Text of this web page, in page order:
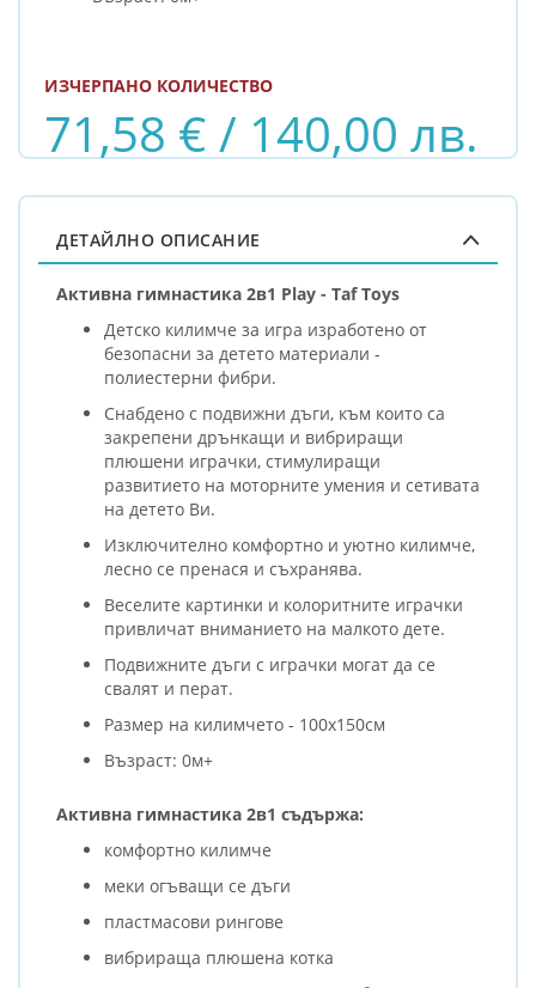
71,58 € / 140,00 лв.
ИЗЧЕРПАНО КОЛИЧЕСТВО
ДЕТАЙЛНО ОПИСАНИЕ
Активна гимнастика 2в1 Play - Taf Toys
Детско килимче за игра изработено от
безопасни за детето материали -
полиестерни фибри.
Снабдено с подвижни дъги, към които са
закрепени дрънкащи и вибриращи
плюшени играчки, стимулиращи
развитието на моторните умения и сетивата
на детето Ви.
Изключително комфортно и уютно килимче,
лесно се пренася и съхранява.
Веселите картинки и колоритните играчки
привличат вниманието на малкото дете.
Подвижните дъги с играчки могат да се
свалят и перат.
Размер на килимчето - 100x150см
Възраст: 0м+
Активна гимнастика 2в1 съдържа:
комфортно килимче
меки огъващи се дъги
пластмасови рингове
вибрираща плюшена котка